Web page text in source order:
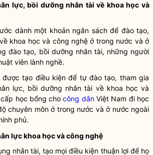
lực, bồi dưỡng nhân tài về khoa học và
dành một khoản ngân sách để đào tạo,
khoa học và công nghệ ở trong nước và ở
đào tạo, bồi dưỡng nhân tài, những người
viên lành nghề.
được tạo điều kiện để tự đào tạo, tham gia
lực, bồi dưỡng nhân tài về khoa học và
học bổng chocông dânViệt Nam đi học
chuyên môn ở trong nước và ở nước ngoài
phủ.
lựckhoa họcvàcông nghệ
nhân tài, tạo mọi điều kiện thuận lợi để họ